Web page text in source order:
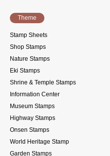
Theme
Stamp Sheets
Shop Stamps
Nature Stamps
Eki Stamps
Shrine & Temple Stamps
Information Center
Museum Stamps
Highway Stamps
Onsen Stamps
World Heritage Stamp
Garden Stamps